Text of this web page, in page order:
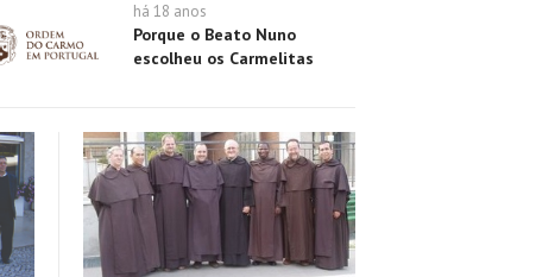
há 18 anos
Porque o Beato Nuno
escolheu os Carmelitas